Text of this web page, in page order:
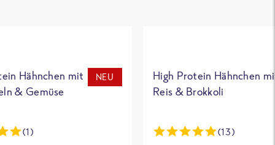
Hähnchen mit
& Gemüse
NEU
(1)
High Protein Hähnchen
Reis & Brokkoli
(13)